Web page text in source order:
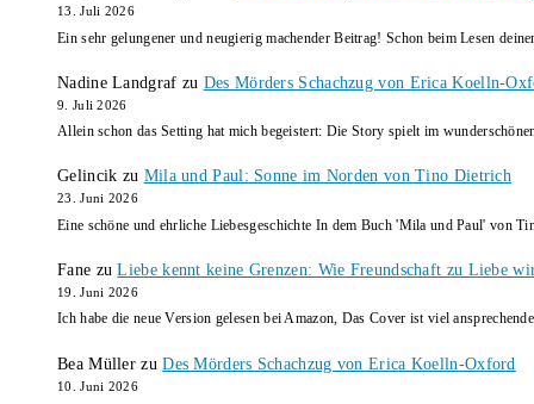
13. Juli 2026
Ein sehr gelungener und neugierig machender Beitrag! Schon beim Lesen
Nadine Landgraf zu Des Mörders Schachzug von Erica Koelln-
9. Juli 2026
Allein schon das Setting hat mich begeistert: Die Story spielt im
Gelincik zu Mila und Paul: Sonne im Norden von Tino Dietrich
23. Juni 2026
Eine schöne und ehrliche Liebesgeschichte In dem Buch 'Mila und Paul' von
Fane zuLiebe kennt keine Grenzen: Wie Freundschaft zu Liebe
19. Juni 2026
Ich habe die neue Version gelesen bei Amazon, Das Cover ist viel
Bea Müller zuDes Mörders Schachzug von Erica Koelln-Oxford
10. Juni 2026